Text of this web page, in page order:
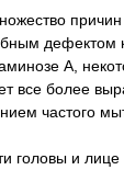
дефектом
А,
все более
частого
головы и